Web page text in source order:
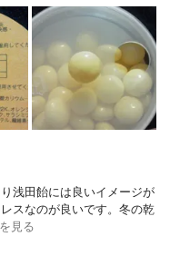
浅田飴には良いイメージが
スなのが良いです。冬の乾
見る